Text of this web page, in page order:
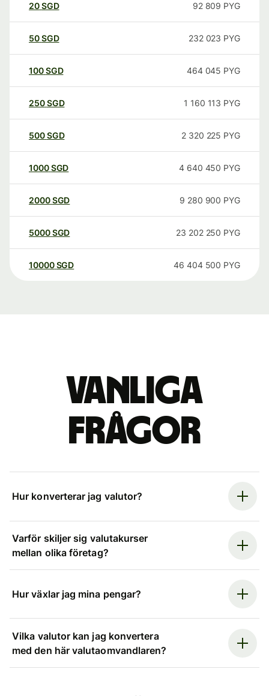
20SGD 92 809 PYG
50SGD 232 023 PYG
100SGD 464 045 PYG
250SGD 1 160 113 PYG
500SGD 2 320 225 PYG
1000SGD 4 640 450 PYG
2000SGD 9 280 900 PYG
5000SGD 23 202 250 PYG
10000 SGD 46 404 500 PYG
Vanliga
frågor
Hur konverterar jag valutor?
Varför skiljer sig valutakurser
mellan olika företag?
Hur växlar jag mina pengar?
Vilka valutor kan jag konvertera
med den här valutaomvandlaren?